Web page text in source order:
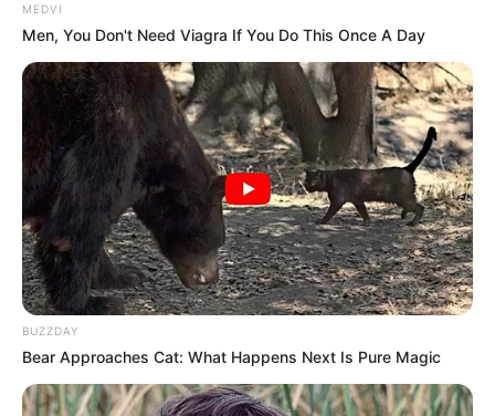
Darcey é filha de mãe branca e pai de ascendência
"Embora o acidente tenha um impacto imediato na preparação de
Darcey para o Miss Universo em maio, estamos esperançosos e
confiantes de que ela ainda será capaz de hastear a bandeira do
País de Gales graças à sua própria determinação pessoal."
MEDVI
Men, You Don't Need Viagra If You Do This Once A Day
BUZZDAY
Bear Approaches Cat: What Happens Next Is Pure Magic